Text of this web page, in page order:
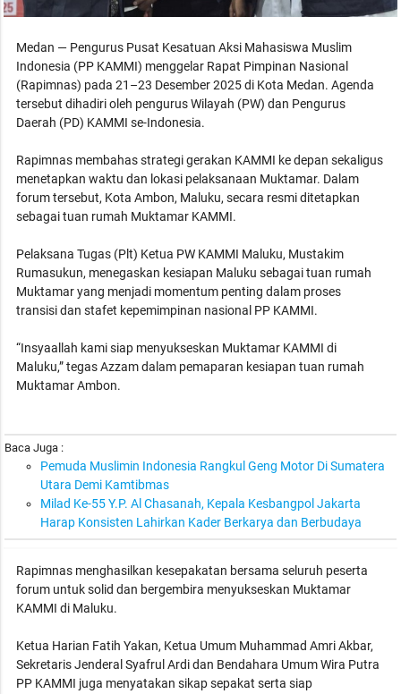
Medan — Pengurus Pusat Kesatuan Aksi Mahasiswa Muslim
Indonesia (PP KAMMI) menggelar Rapat Pimpinan Nasional
(Rapimnas) pada 21–23 Desember 2025 di Kota Medan. Agenda
tersebut dihadiri oleh pengurus Wilayah (PW) dan Pengurus
Daerah (PD) KAMMI se-Indonesia.
Rapimnas membahas strategi gerakan KAMMI ke depan sekaligus
menetapkan waktu dan lokasi pelaksanaan Muktamar. Dalam
forum tersebut, Kota Ambon, Maluku, secara resmi ditetapkan
sebagai tuan rumah Muktamar KAMMI.
Pelaksana Tugas (Plt) Ketua PW KAMMI Maluku, Mustakim
Rumasukun, menegaskan kesiapan Maluku sebagai tuan rumah
Muktamar yang menjadi momentum penting dalam proses
transisi dan stafet kepemimpinan nasional PP KAMMI.
“Insyaallah kami siap menyukseskan Muktamar KAMMI di
Maluku,” tegas Azzam dalam pemaparan kesiapan tuan rumah
Muktamar Ambon.
Baca Juga :
Pemuda Muslimin Indonesia Rangkul Geng Motor Di Sumatera
Utara Demi Kamtibmas
Milad Ke-55 Y.P. Al Chasanah, Kepala Kesbangpol Jakarta
Harap Konsisten Lahirkan Kader Berkarya dan Berbudaya
Rapimnas menghasilkan kesepakatan bersama seluruh peserta
forum untuk solid dan bergembira menyukseskan Muktamar
KAMMI di Maluku.
Ketua Harian Fatih Yakan, Ketua Umum Muhammad Amri Akbar,
Sekretaris Jenderal Syafrul Ardi dan Bendahara Umum Wira Putra
PP KAMMI juga menyatakan sikap sepakat serta siap